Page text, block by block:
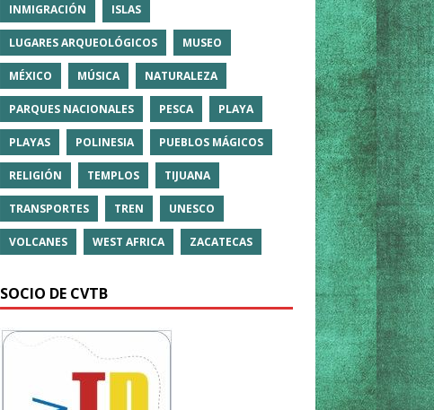
INMIGRACIÓN ISLAS
LUGARES ARQUEOLÓGICOS MUSEO
MÉXICO MÚSICA NATURALEZA
PARQUES NACIONALES PESCA PLAYA
PLAYAS POLINESIA PUEBLOS MÁGICOS
RELIGIÓN TEMPLOS TIJUANA
TRANSPORTES TREN UNESCO
VOLCANES WEST AFRICA ZACATECAS
SOCIO DE CVTB